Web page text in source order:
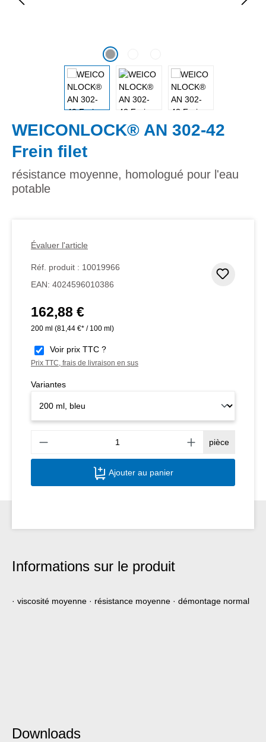
WEICONLOCK® AN 302-42
Frein filet
résistance moyenne, homologué pour l'eau
potable
Évaluer l'article
Réf. produit : 10019966
EAN: 4024596010386
Prix régulier :
162,88 €
200 ml (81,44 €* / 100 ml)
Voir prix TTC ?
Prix TTC, frais de livraison en sus
Variantes
pièce
Ajouter au panier
Informations sur le produit
· viscosité moyenne · résistance moyenne · démontage normal
Downloads